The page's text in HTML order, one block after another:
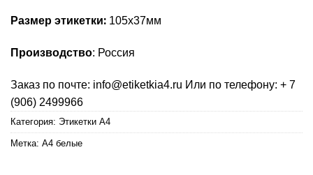
Размер этикетки: 105х37мм
Производство: Россия
Заказ по почте: info@etiketkia4.ru Или по телефону: + 7
(906) 2499966
Категория: Этикетки А4
Метка: А4 белые